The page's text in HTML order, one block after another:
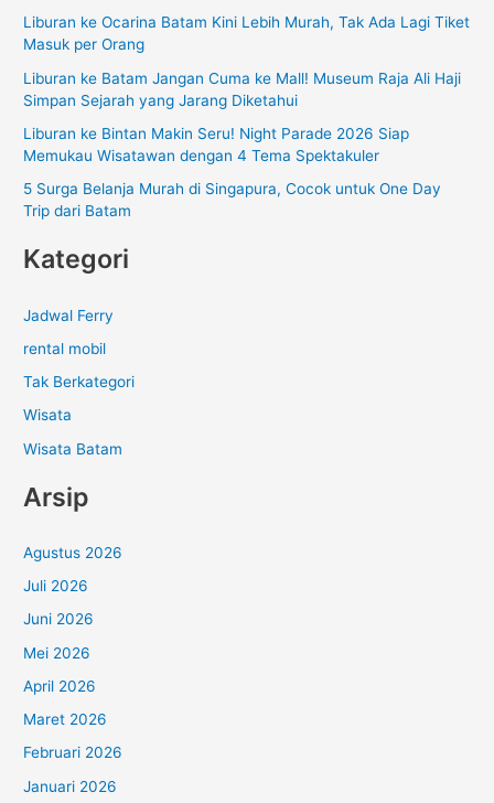
tLiburan ke Ocarina Batam Kini Lebih Murah, Tak Ada Lagi Tiket
Masuk per Orang
Liburan ke Batam Jangan Cuma ke Mall! Museum Raja Ali Haji
Simpan Sejarah yang Jarang Diketahui
Liburan ke Bintan Makin Seru! Night Parade 2026 Siap
Memukau Wisatawan dengan 4 Tema Spektakuler
5 Surga Belanja Murah di Singapura, Cocok untuk One Day
Trip dari Batam
Kategori
Jadwal Ferry
rental mobil
Tak Berkategori
Wisata
Wisata Batam
Arsip
Agustus 2026
Juli 2026
Juni 2026
Mei 2026
April 2026
Maret 2026
Februari 2026
Januari 2026